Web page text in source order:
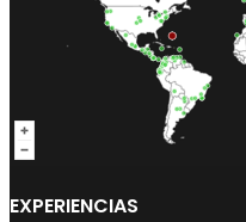
EXPERIENCIAS